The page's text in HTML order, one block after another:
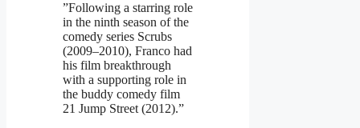
”Following a starring role
in the ninth season of the
comedy series Scrubs
(2009–2010), Franco had
his film breakthrough
with a supporting role in
the buddy comedy film
21 Jump Street (2012).”